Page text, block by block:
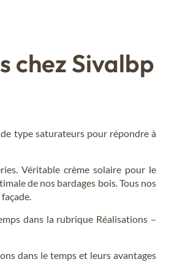
chez Sivalbp
type saturateurs pour répondre à
Véritable crème solaire pour le
de nos bardages bois. Tous nos
dans la rubrique Réalisations –
dans le temps et leurs avantages